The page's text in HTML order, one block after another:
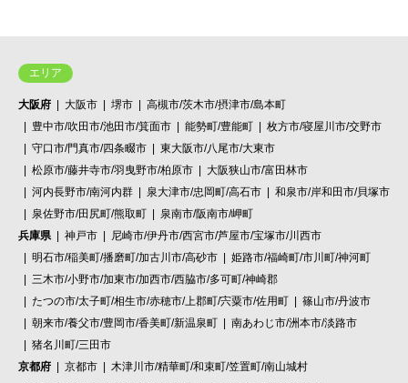
エリア
大阪府 大阪市 堺市
高槻市/茨木市/摂津市/島本町
豊中市/吹田市/池田市/箕面市
能勢町/豊能町
枚方市/寝屋川市/交野市
守口市/門真市/四条畷市
東大阪市/八尾市/大東市
松原市/藤井寺市/羽曳野市/柏原市
大阪狭山市/富田林市
河内長野市/南河内群
泉大津市/忠岡町/高石市
和泉市/岸和田市/貝塚市
泉佐野市/田尻町/熊取町
泉南市/阪南市/岬町
兵庫県
神戸市
尼崎市/伊丹市/西宮市/芦屋市/宝塚市/川西市
明石市/稲美町/播磨町/加古川市/高砂市
姫路市/福崎町/市川町/神河町
三木市/小野市/加東市/加西市/西脇市/多可町/神崎郡
たつの市/太子町/相生市/赤穂市/上郡町/宍粟市/佐用町
篠山市/丹波市
朝来市/養父市/豊岡市/香美町/新温泉町
南あわじ市/洲本市/淡路市
猪名川町/三田市
京都府
京都市
木津川市/精華町/和束町/笠置町/南山城村